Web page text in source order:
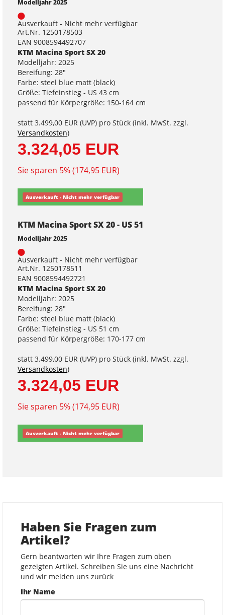
Modelljahr 2025
Ausverkauft - Nicht mehr verfügbar
Art.Nr. 1250178503
EAN 9008594492707
KTM Macina Sport SX 20
Modelljahr: 2025
Bereifung: 28"
Farbe: steel blue matt (black)
Größe: Tiefeinstieg - US 43 cm
passend für Körpergröße: 150-164 cm
statt 3.499,00 EUR (UVP) pro Stück (inkl. MwSt. zzgl.
Versandkosten)
3.324,05 EUR
Sie sparen 5% (174,95 EUR)
Ausverkauft - Nicht mehr verfügbar
KTM Macina Sport SX 20 - US 51
Modelljahr 2025
Ausverkauft - Nicht mehr verfügbar
Art.Nr. 1250178511
EAN 9008594492721
KTM Macina Sport SX 20
Modelljahr: 2025
Bereifung: 28"
Farbe: steel blue matt (black)
Größe: Tiefeinstieg - US 51 cm
passend für Körpergröße: 170-177 cm
statt 3.499,00 EUR (UVP) pro Stück (inkl. MwSt. zzgl.
Versandkosten)
3.324,05 EUR
Sie sparen 5% (174,95 EUR)
Ausverkauft - Nicht mehr verfügbar
Haben Sie Fragen zum
Artikel?
Gern beantworten wir Ihre Fragen zum oben
gezeigten Artikel. Schreiben Sie uns eine Nachricht
und wir melden uns zurück
Ihr Name